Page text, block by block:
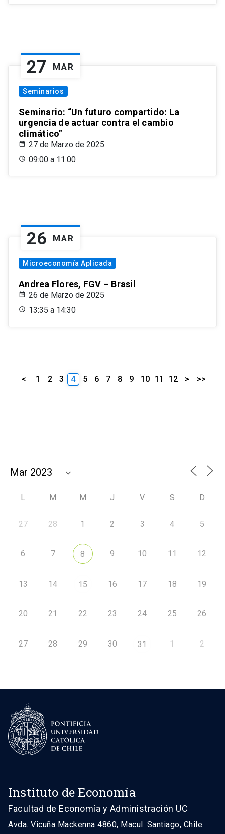
27 MAR
Seminarios
Seminario: “Un futuro compartido: La
urgencia de actuar contra el cambio
climático”
27 de Marzo de 2025
09:00 a 11:00
26 MAR
Microeconomía Aplicada
Andrea Flores, FGV – Brasil
26 de Marzo de 2025
13:35 a 14:30
< 1 2 3 4 5 6 7 8 9 10 11 12 > >>
L M M J V S D
27 28 1 2 3 4 5
6 7 8 9 10 11 12
13 14 15 16 17 18 19
20 21 22 23 24 25 26
27 28 29 30 31 1 2
Instituto de Economía
Facultad de Economía y Administración UC
Avda. Vicuña Mackenna 4860, Macul. Santiago, Chile